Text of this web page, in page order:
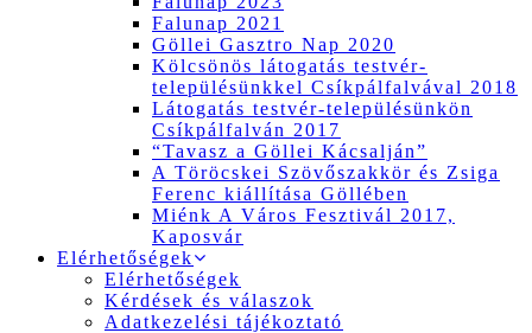
Falunap 2021
Göllei Gasztro Nap 2020
Kölcsönös látogatás testvér-
településünkkel Csíkpálfalvával 2018
Látogatás testvér-településünkön
Csíkpálfalván 2017
“Tavasz a Göllei Kácsalján”
A Töröcskei Szövőszakkör és Zsiga
Ferenc kiállítása Göllében
Miénk A Város Fesztivál 2017,
Kaposvár
Elérhetőségek
Elérhetőségek
Kérdések és válaszok
Adatkezelési tájékoztató